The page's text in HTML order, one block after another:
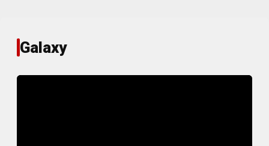
Galaxy